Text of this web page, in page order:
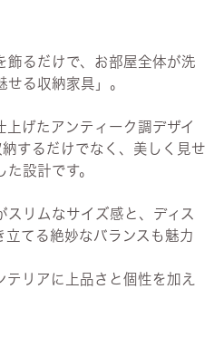
飾るだけで、お部屋全体が洗
る収納家具」。
げたアンティーク調デザイ
するだけでなく、美しく見せ
設計です。
スリムなサイズ感と、ディス
立てる絶妙なバランスも魅力
テリアに上品さと個性を加え